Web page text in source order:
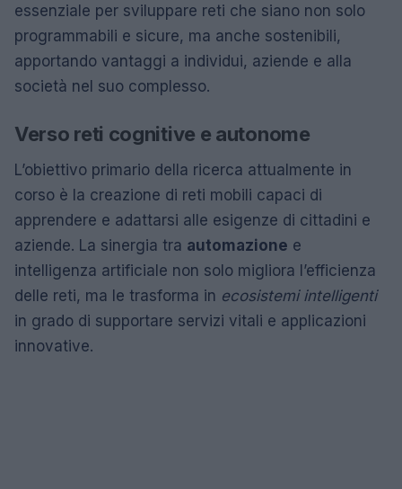
essenziale per sviluppare reti che siano non solo
programmabili e sicure, ma anche sostenibili,
apportando vantaggi a individui, aziende e alla
società nel suo complesso.
Verso reti cognitive e autonome
L’obiettivo primario della ricerca attualmente in
corso è la creazione di reti mobili capaci di
apprendere e adattarsi alle esigenze di cittadini e
aziende. La sinergia tra automazione e
intelligenza artificiale non solo migliora l’efficienza
delle reti, ma le trasforma in ecosistemi intelligenti
in grado di supportare servizi vitali e applicazioni
innovative.